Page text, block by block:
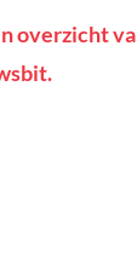
overzicht